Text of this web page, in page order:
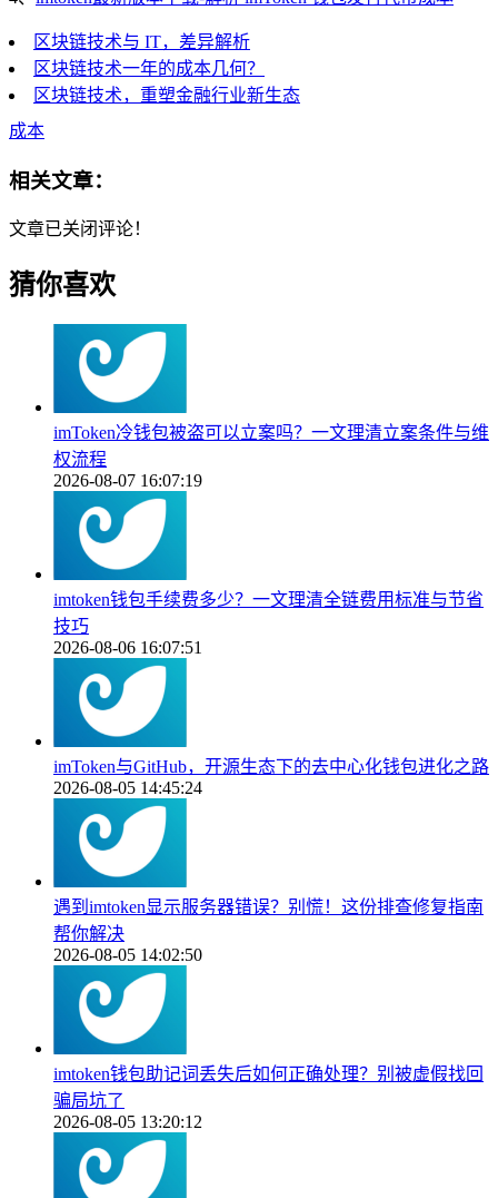
区块链技术与 IT，差异解析
区块链技术一年的成本几何？
区块链技术，重塑金融行业新生态
成本
相关文章：
文章已关闭评论！
猜你喜欢
imToken冷钱包被盗可以立案吗？一文理清立案条件与维
权流程
2026-08-07 16:07:19
imtoken钱包手续费多少？一文理清全链费用标准与节省
技巧
2026-08-06 16:07:51
imToken与GitHub，开源生态下的去中心化钱包进化之路
2026-08-05 14:45:24
遇到imtoken显示服务器错误？别慌！这份排查修复指南
帮你解决
2026-08-05 14:02:50
imtoken钱包助记词丢失后如何正确处理？别被虚假找回
骗局坑了
2026-08-05 13:20:12